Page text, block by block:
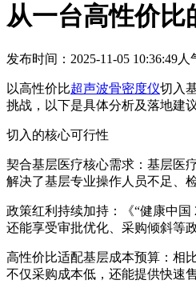
从一台高性价比
发布时间：2025-11-05 10:36:49人
以高性价比超声波骨密度仪切入
挑战，以下是具体分析及落地建议
切入的核心可行性
契合基层医疗核心需求：基层医
解决了基层专业操作人员不足、
政策红利持续加持：《“健康中
还能享受审批优化、采购倾斜等
高性价比适配基层成本预算：相
不仅采购成本低，还能提供快速